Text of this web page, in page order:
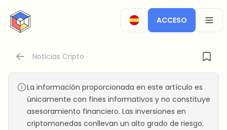
CryptoTicker
ACCESO
Noticias Cripto
La información proporcionada en este artículo es
únicamente con fines informativos y no constituye
asesoramiento financiero. Las inversiones en
criptomonedas conllevan un alto grado de riesgo.